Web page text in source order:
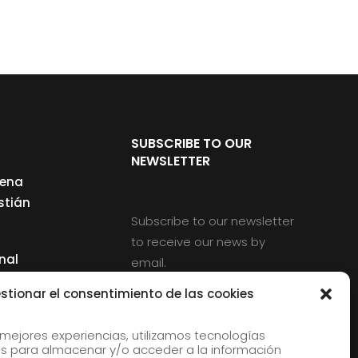
el consentimiento de las cookies
experiencias, utilizamos tecnologías
para almacenar y/o acceder a la información
SUBSCRIBE TO OUR
NEWSLETTER
Subscribe to our newsletter
to receive our news by
email.